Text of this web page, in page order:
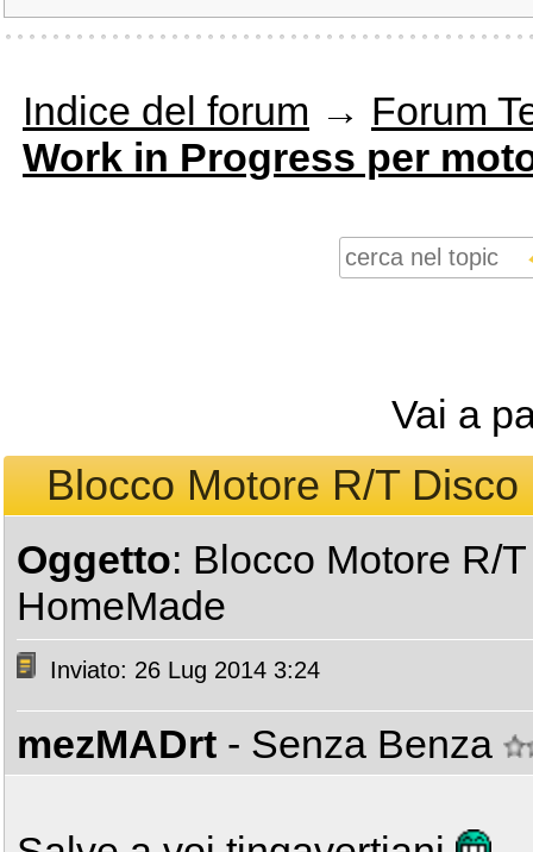
Indice del forum → Forum
Work in Progress per
Vai a
Blocco Motore R/T
Oggetto: Blocco Motore R/
HomeMade
Inviato: 26 Lug 2014 3:24
mezMADrt - Senza Benza